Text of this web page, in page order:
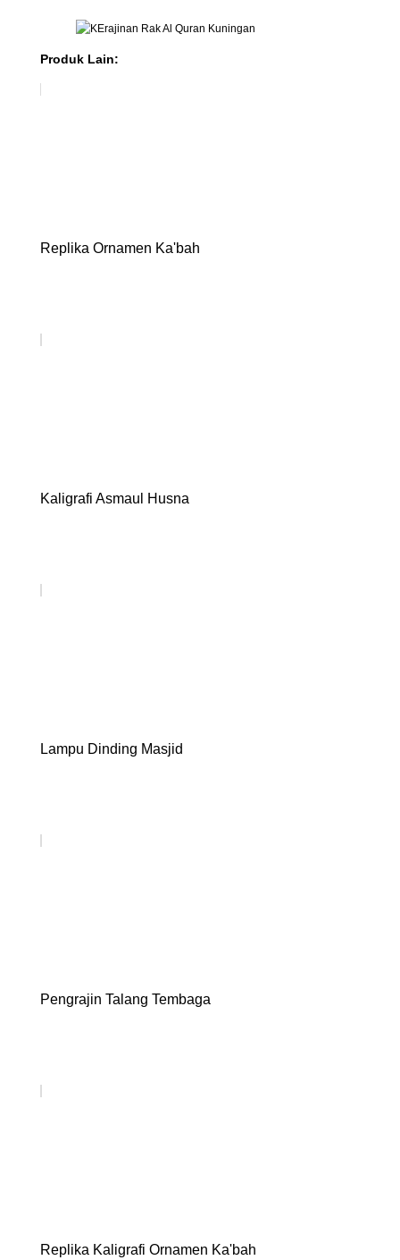
Produk Lain:
Replika Ornamen Ka'bah
Kaligrafi Asmaul Husna
Lampu Dinding Masjid
Pengrajin Talang Tembaga
Replika Kaligrafi Ornamen Ka'bah